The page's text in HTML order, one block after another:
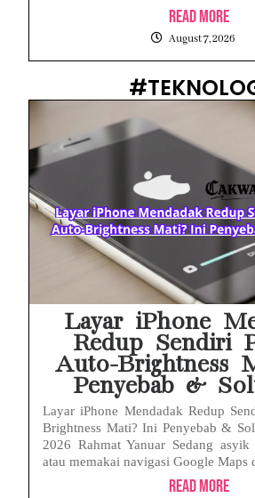
Read More
August 7, 2026
Layar iPhone
Redup Sendiri
Auto-Brightness
Penyebab &
Layar iPhone Mendadak Redup
Brightness Mati? Ini Penyebab &
2026 Rahmat Yanuar Sedang
atau memakai navigasi Google Maps
Read More